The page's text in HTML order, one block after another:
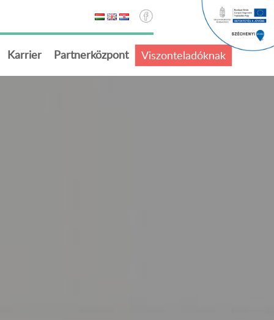
Karrier Partnerközpont Viszonteladóknak